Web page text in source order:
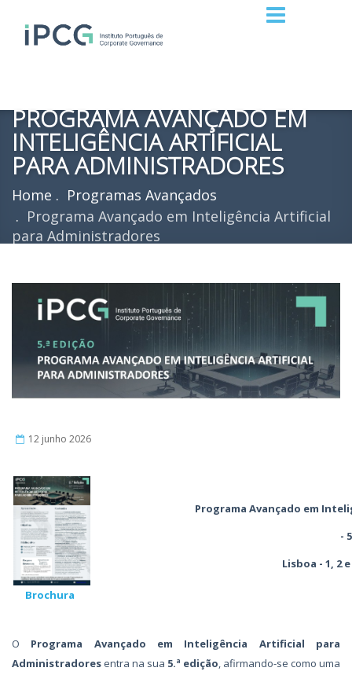
PROGRAMA AVANÇADO EM
INTELIGÊNCIA ARTIFICIAL
PARA ADMINISTRADORES
Home
Programas Avançados
Programa Avançado em Inteligência Artificial
para Administradores
12 junho 2026
Brochura
Programa Avançado em
-
Lisboa - 1, 2
O Programa Avançado em Inteligência Artificial para
Administradores entra na sua 5.ª edição, afirmando-se como uma